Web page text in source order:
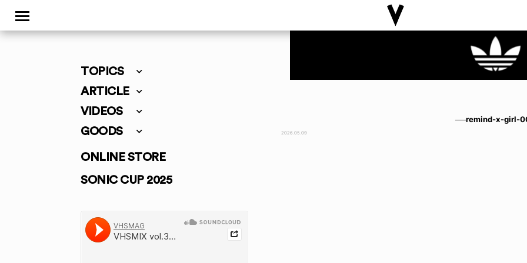
TOPICS
ARTICLE
VIDEOS
GOODS
ONLINE STORE
SONIC CUP 2025
──remind-x-girl-
2026.05.09